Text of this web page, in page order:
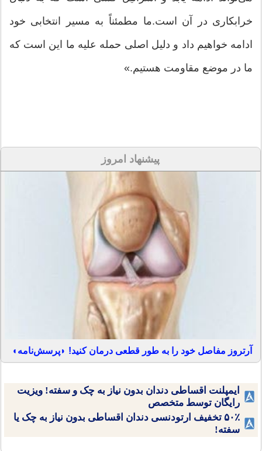
خرابکاری در آن است.ما مطمئناً به مسیر انتخابی خود
ادامه خواهیم داد و دلیل اصلی حمله علیه ما این است که
ما در موضع مقاومت هستیم.»
پیشنهاد امروز
آرتروز مفاصل خود را به طور قطعی درمان کنید! ◗پرسش‌نامه◖
ایمپلنت اقساطی دندان بدون نیاز به چک و سفته! ویزیت
رایگان توسط متخصص
۵۰٪ تخفیف ارتودنسی دندان اقساطی بدون نیاز به چک یا
سفته!